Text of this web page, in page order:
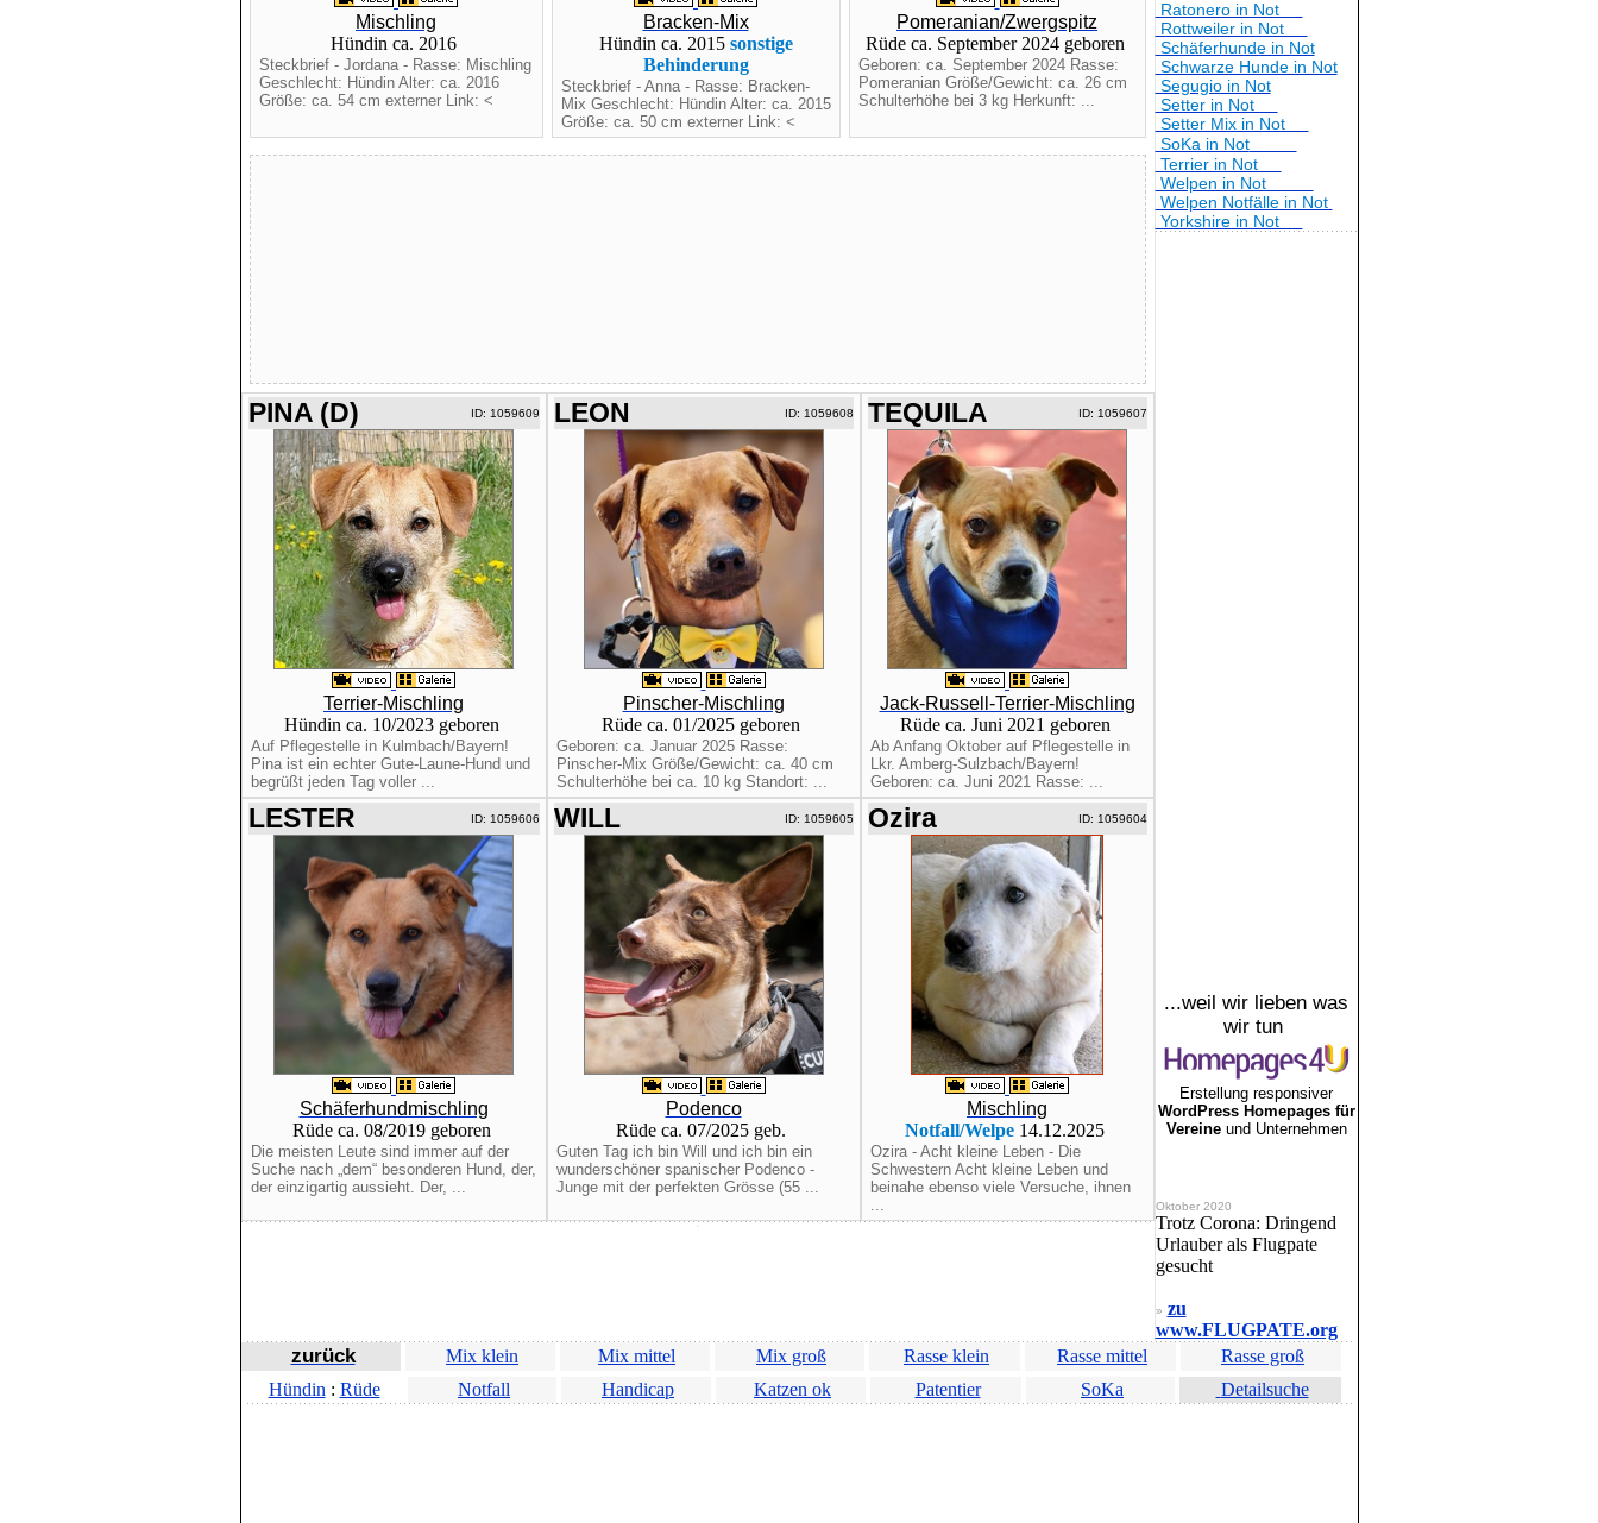
Mischling
Hündin ca. 2016
Steckbrief - Jordana - Rasse: Mischling
Geschlecht: Hündin Alter: ca. 2016
Größe: ca. 54 cm externer Link: <
Bracken-Mix
Hündin ca. 2015 sonstige
Behinderung
Steckbrief - Anna - Rasse: Bracken-
Mix Geschlecht: Hündin Alter: ca. 2015
Größe: ca. 50 cm externer Link: <
Pomeranian/Zwergspitz
Rüde ca. September 2024 geboren
Geboren: ca. September 2024 Rasse:
Pomeranian Größe/Gewicht: ca. 26 cm
Schulterhöhe bei 3 kg Herkunft: ...
PINA (D) ID: 1059609
Terrier-Mischling
Hündin ca. 10/2023 geboren
Auf Pflegestelle in Kulmbach/Bayern!
Pina ist ein echter Gute-Laune-Hund und
begrüßt jeden Tag voller ...
LEON ID: 1059608
Pinscher-Mischling
Rüde ca. 01/2025 geboren
Geboren: ca. Januar 2025 Rasse:
Pinscher-Mix Größe/Gewicht: ca. 40 cm
Schulterhöhe bei ca. 10 kg Standort: ...
TEQUILA ID: 1059607
Jack-Russell-Terrier-Mischling
Rüde ca. Juni 2021 geboren
Ab Anfang Oktober auf Pflegestelle in
Lkr. Amberg-Sulzbach/Bayern!
Geboren: ca. Juni 2021 Rasse: ...
LESTER ID: 1059606
Schäferhundmischling
Rüde ca. 08/2019 geboren
Die meisten Leute sind immer auf der
Suche nach „dem“ besonderen Hund, der,
der einzigartig aussieht. Der, ...
WILL ID: 1059605
Podenco
Rüde ca. 07/2025 geb.
Guten Tag ich bin Will und ich bin ein
wunderschöner spanischer Podenco -
Junge mit der perfekten Grösse (55 ...
Ozira ID: 1059604
Mischling
Notfall/Welpe 14.12.2025
Ozira - Acht kleine Leben - Die
Schwestern Acht kleine Leben und
beinahe ebenso viele Versuche, ihnen
...
Ratonero in Not
Rottweiler in Not
Schäferhunde in Not
Schwarze Hunde in Not
Segugio in Not
Setter in Not
Setter Mix in Not
SoKa in Not
Terrier in Not
Welpen in Not
Welpen Notfälle in Not
Yorkshire in Not
...weil wir lieben was
wir tun
Erstellung responsiver
WordPress Homepages für
Vereineund Unternehmen
Oktober 2020
Trotz Corona: Dringend
Urlauber als Flugpate
gesucht
» zu
www.FLUGPATE.org
zurück Mix klein Mix mittel Mix groß Rasse klein Rasse mittel
Rasse groß
Hündin : Rüde Notfall Handicap Katzen ok Patentier SoKa Detailsuche